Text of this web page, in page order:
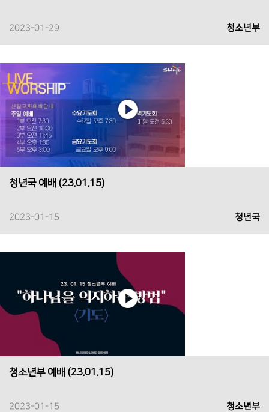
2023-01-29 청소년부
청년국 예배 (23.01.15)
2023-01-15 청년국
청소년부 예배 (23.01.15)
2023-01-15 청소년부